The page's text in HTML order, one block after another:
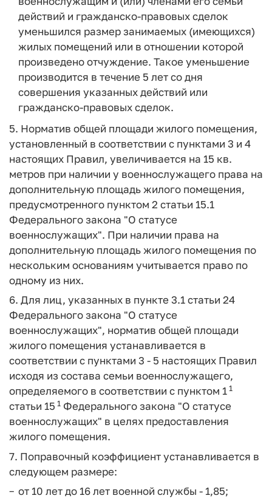
действий и гражданско-правовых сделок
уменьшился размер занимаемых (имеющихся)
жилых помещений или в отношении которой
произведено отчуждение. Такое уменьшение
производится в течение 5 лет со дня
совершения указанных действий или
гражданско-правовых сделок.
5. Норматив общей площади жилого помещения,
установленный в соответствии с пунктами 3 и 4
настоящих Правил, увеличивается на 15 кв.
метров при наличии у военнослужащего права на
дополнительную площадь жилого помещения,
предусмотренного пунктом 2 статьи 15.1
Федерального закона "О статусе
военнослужащих". При наличии права на
дополнительную площадь жилого помещения по
нескольким основаниям учитывается право по
одному из них.
6. Для лиц, указанных в пункте 3.1 статьи 24
Федерального закона "О статусе
военнослужащих", норматив общей площади
жилого помещения устанавливается в
соответствии с пунктами 3 - 5 настоящих Правил
исходя из состава семьи военнослужащего,
определяемого в соответствии с пунктом 1 1
статьи 15 1 Федерального закона "О статусе
военнослужащих" в целях предоставления
жилого помещения.
7. Поправочный коэффициент устанавливается в
следующем размере:
от 10 лет до 16 лет военной службы - 1,85;